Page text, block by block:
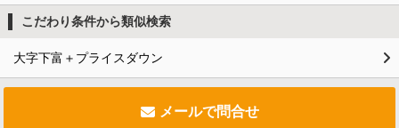
こだわり条件から類似検索
大字下富＋プライスダウン
メールで問合せ